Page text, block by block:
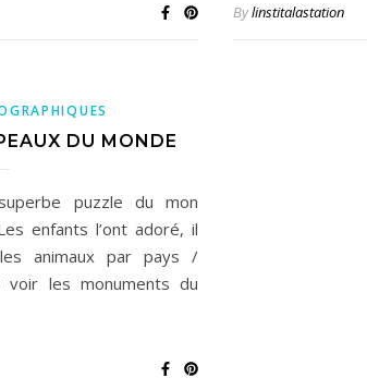
Bylinstitalastation
DU MONDE
puzzle du mon
enfants l’ont adoré, il
animaux par pays /
voir les monuments du